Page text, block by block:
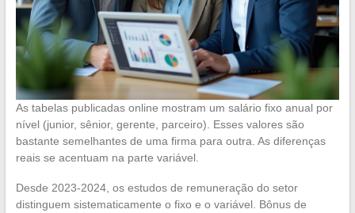
As tabelas publicadas online mostram um salário fixo anual por
nível (junior, sênior, gerente, parceiro). Esses valores são
bastante semelhantes de uma firma para outra. As diferenças
reais se acentuam na parte variável.
Desde 2023-2024, os estudos de remuneração do setor
distinguem sistematicamente o fixo e o variável. Bônus de